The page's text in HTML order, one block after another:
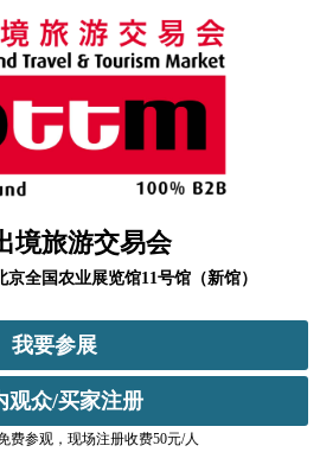
境旅游交易会
京全国农业展览馆11号馆（新馆）
我要参展
观众/买家注册
费参观，现场注册收费50元/人